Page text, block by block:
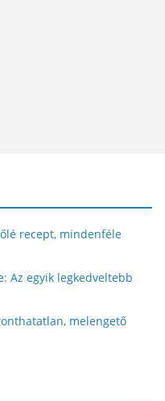
recept, mindenféle
Az egyik legkedveltebb
melengető